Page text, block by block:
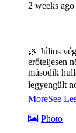
2 weeks ago
🌿 Július
erőteljesen
második
legyengült
MoreSee
Photo